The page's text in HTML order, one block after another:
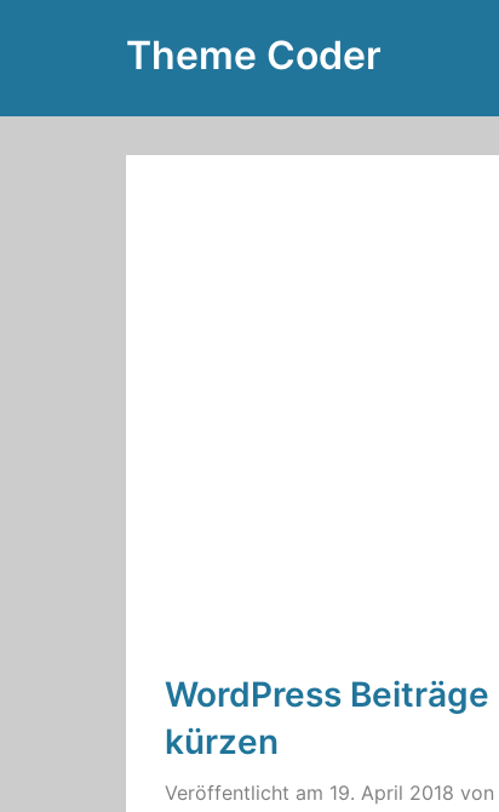
Theme Coder
WordPress
kürzen
Veröffentlicht am 19. April 2018 von